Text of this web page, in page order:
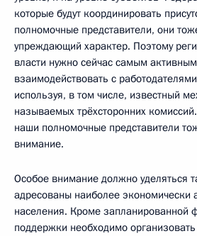
которые будут координировать
полномочные представители, они
упреждающий характер. Поэтому
власти нужно сейчас самым
взаимодействовать с
используя, в том числе, известный
называемых трёхсторонних
наши полномочные представители
внимание.
Особое внимание должно уделяться
адресованы наиболее экономически
населения. Кроме запланированной
поддержки необходимо организовать